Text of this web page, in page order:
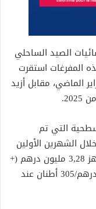
الصيد الساحلي
المفرغات استقرت
فبراير الماضي، مقابل أزيد
التي تم
5 في المائة خلال الشهرين الأولين
من السنة الجارية لتبلغ 289 طنا بقيمة تناهز 3,28 مليون درهم (+
13 في المائة)، مقابل حوالي 2,91 مليون درهم/305 أطنان عند